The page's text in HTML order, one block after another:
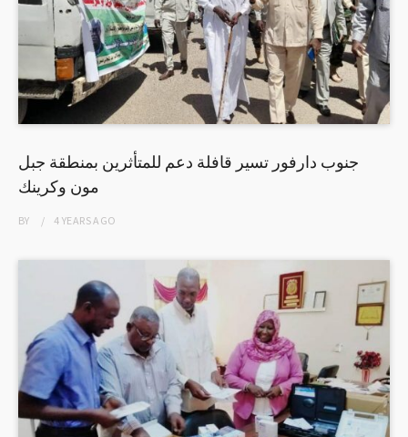
جنوب دارفور تسير قافلة دعم للمتأثرين بمنطقة جبل
مون وكرينك
BY 4 YEARSAGO